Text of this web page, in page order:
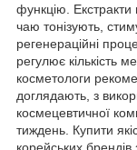
функцію. Екстракти
чаю тонізують,
регенераційні
регулює кількість
косметологи
доглядають, з
космецевтичної
тиждень. Купити
корейських